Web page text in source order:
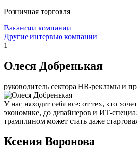
Розничная торговля
Вакансии компании
Другие интервью компании
1
Олеся Добренькая
руководитель сектора HR-рекламы и
У нас находят себя все: от тех, кто
экономике, до дизайнеров и ИТ-
трамплином может стать даже
Ксения Воронова